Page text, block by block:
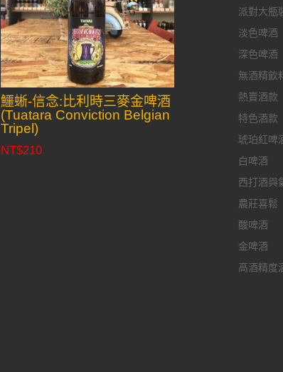
鱷蜥-信念:比利時三麥金啤酒
(Tuatara Conviction Belgian
Tripel)
NT$210
派對大瓶
淡色啤酒
深色啤酒
無酒精飲
熱賣酒款
特色酒款
琥珀紅啤
白啤酒
西打酒與
農莊喜鬆
酸啤酒
金啤酒
高酒精度